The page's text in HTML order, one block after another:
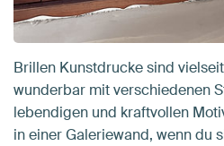
Brillen Kunstdrucke sind
wunderbar mit verschiedenen
lebendigen und kraftvollen
in einer Galeriewand, wenn du